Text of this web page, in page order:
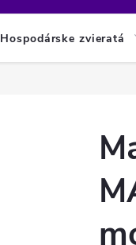
Hospodárske zvieratá